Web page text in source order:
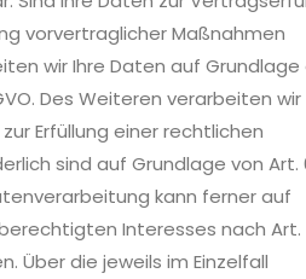
vorvertraglicher Maßnahmen
wir Ihre Daten auf Grundlage
Des Weiteren verarbeiten wir
Erfüllung einer rechtlichen
sind auf Grundlage von Art.
kann ferner auf
Interesses nach Art.
Über die jeweils im Einzelfall